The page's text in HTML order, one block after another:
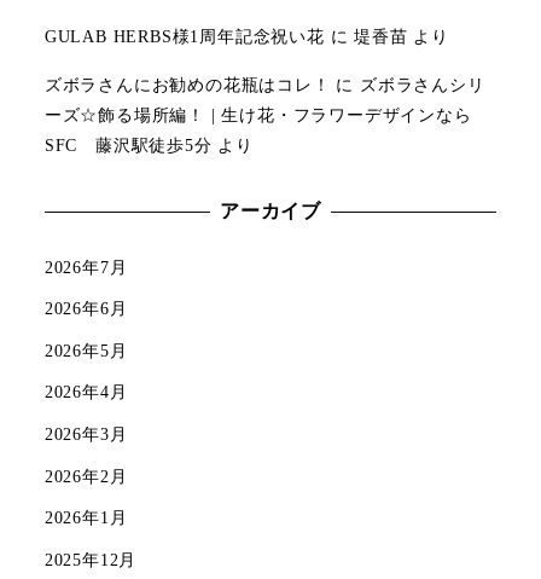
GULAB HERBS様1周年記念祝い花 に堤香苗 より
ズボラさんにお勧めの花瓶はコレ！ に
ズボラさんシリ
ーズ☆飾る場所編！ | 生け花・フラワーデザインなら
SFC 藤沢駅徒歩5分 より
アーカイブ
2026年7月
2026年6月
2026年5月
2026年4月
2026年3月
2026年2月
2026年1月
2025年12月